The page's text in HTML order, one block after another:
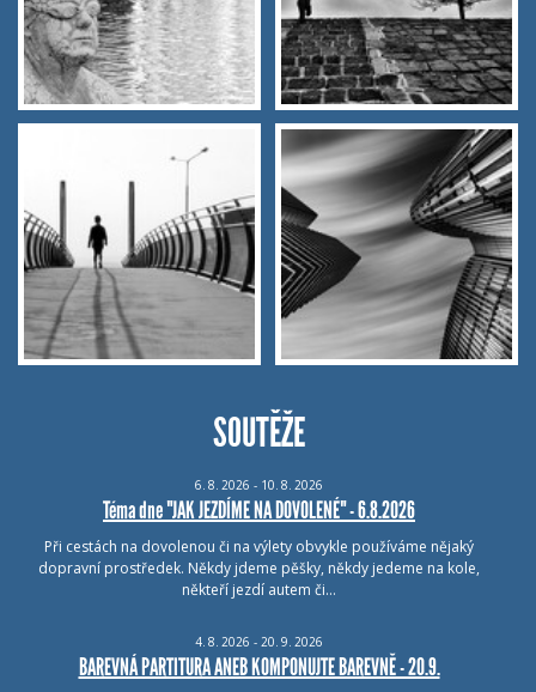
SOUTĚŽE
6. 8. 2026 - 10. 8. 2026
Téma dne "JAK JEZDÍME NA DOVOLENÉ" - 6.8.2026
Při cestách na dovolenou či na výlety obvykle používáme nějaký
dopravní prostředek. Někdy jdeme pěšky, někdy jedeme na kole,
někteří jezdí autem či…
4. 8. 2026 - 20. 9. 2026
BAREVNÁ PARTITURA ANEB KOMPONUJTE BAREVNĚ - 20.9.